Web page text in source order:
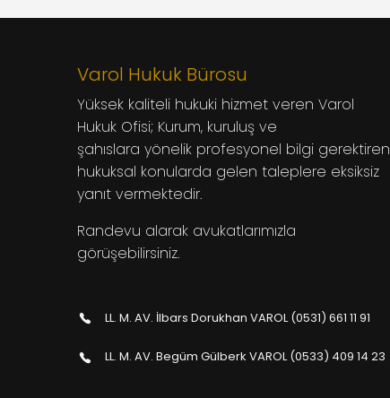
Varol Hukuk Bürosu
Yüksek kaliteli hukuki hizmet veren Varol
Hukuk Ofisi; Kurum, kuruluş ve
şahıslara yönelik profesyonel bilgi gerektiren
hukuksal konularda gelen taleplere eksiksiz
yanıt vermektedir.
Randevu alarak avukatlarımızla
görüşebilirsiniz.
LL. M. AV. İlbars Dorukhan VAROL (0531) 661 11 91
LL. M. AV. Begüm Gülberk VAROL (0533) 409 14 23